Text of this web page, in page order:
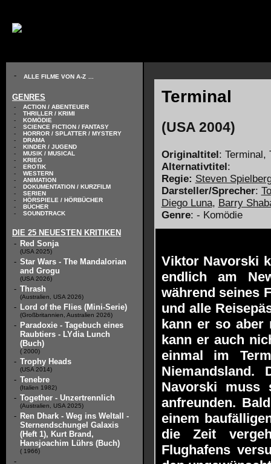
- ALLE FILME VON A-Z
GENRES
-
-
-
-
-
-
-
-
-
-
-
-
-
-
-
-
-
ACTION / ABENTEUER
THRILLER / KRIMI
KOMÖDIE
SCIENCE FICTION / FANTASY
HORROR / SPLATTER / MYSTERY
DRAMA
KINDER / JUGEND
MUSIK / MUSICAL
KRIEG
EROTIK
WESTERN
ANIMATION
DOKUMENTATION / KURZFILM
SERIEN
HÖRSPIELE / HÖRBÜCHER
BÜCHER
SOUNDTRACK
DIE 25 NEUESTEN KRITIKEN
- Red Sonja
(USA 2025)
- Star Wars - The Mandalorian
and Grogu
(USA 2026)
- Thrash
(Australien, USA 2026)
- Lord of the Flies (Mini-Serie)
(Großbritannien, Australien 2026)
- Paradoxie - Tagebuch eines
Raubtiers - LYdia Lunch
(Buch)
( 2000)
- Trophy Heads
(USA 2014)
- Tenebre
(Italien 1982)
- Together - Unzertrennlich
(Australien, USA 2025)
- Ren Dhark - Weg ins Weltall -
Sternendschungel Galaxis
(Heft 1), Kurt Brand,
Hansjoachim Lührs (Buch)
( 1966)
-
Terminal
(USA 2004)
Originaltitel : Terminal,
Alternativtitel :
Regie: Steven
Darsteller/Sprecher:
Diego Luna, Barry
Genre: - Komödie
Viktor Navorski
endlich am
während seines
und alle
kann er so aber
kann er auch
einmal im
Navorski muss
anfreunden.
einem
die Zeit
Flughafens